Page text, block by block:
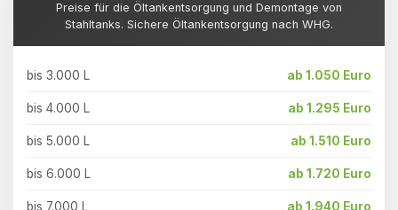
Preise für die Öltankentsorgung und Demontage von
Stahltanks. Sichere Öltankentsorgung nach WHG.
bis 3.000 L ab 1.050 Euro
bis 4.000 L ab 1.295 Euro
bis 5.000 L ab 1.510 Euro
bis 6.000 L ab 1.720 Euro
bis 7.000 L ab 1.940 Euro